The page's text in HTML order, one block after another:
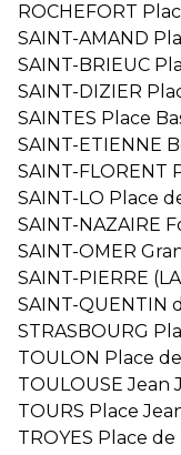
ROCHEFORT
SAINT-AMAND
SAINT-BRIEUC
SAINT-DIZIER
SAINTES Place
SAINT-ETIENNE
SAINT-FLORENT
SAINT-LO Place
SAINT-NAZAIRE
SAINT-OMER
SAINT-PIERRE
SAINT-QUENTIN
STRASBOURG
TOULON Place
TOULOUSE Jean
TOURS Place
TROYES Place